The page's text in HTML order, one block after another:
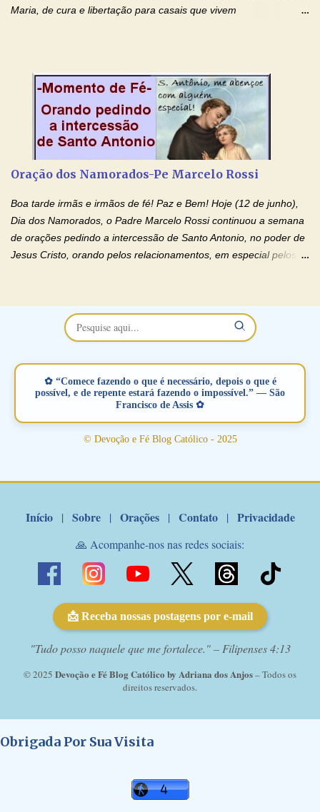
Maria, de cura e libertação para casais que vivem
no programa de rádio Momento de Fé, pela cura dos
relacionamentos. Seu relacionamento está doente? Você está
sofrendo? Então ouça o Momento de Fé e entre nesta corrente
de orações abençoadas, d eixe o Amor Ágape de Jesus curar e
restaurar você e seu relacionamento. Adriana-Devoção e Fé
Oração Pelos Casais Que Estão Separados Casais que estão
separados, devido ao envolvimento de outras pessoas no
relacionamento e que minaram, espiritualmente, a relação do
casal. Vamos orar (coloque o seu esposo ou esposa diante de
Deus). "Senhor Jesus, restaura os laços ...
Oração dos Namorados-Pe Marcelo Rossi
Boa tarde irmãs e irmãos de fé! Paz e Bem! Hoje (12 de junho),
Dia dos Namorados, o Padre Marcelo Rossi continuou a semana
de orações pedindo a intercessão de Santo Antonio, no poder de
Jesus Cristo, orando pelos relacionamentos, em especial pelos
maravilhosos cartões que coloquei aqui para vocês. Não perca
esta abençoada semana no Momento de Fé do Padre Marcelo,
vamos juntos formar esta forte corrente de orações. Você que
verdadeiro, ou que está com problemas no relacionamento
amoroso, creia na poderosa intercessão deste santo amigo:
Santo Antonio! Tenha fé, não desista, pois ele intercede por nós
junto a Jesus! Fique no Amor Ágape de Jesus e no Amor Materno
de Nossa Senhora. Adriana-Devoção e Fé Mensagem do Padre
✿ “Comece fazendo o que é necessário, depois o que é
possível, e de repente estará fazendo o impossível.” — São
Francisco de Assis ✿
© Devoção e Fé Blog Católico - 2025
Início | Sobre | Orações | Contato | Privacidade
🙏 Acompanhe-nos nas redes sociais:
📩 Receba nossas postagens por e-mail
"Tudo posso naquele que me fortalece." – Filipenses 4:13
© 2025 Devoção e Fé Blog Católico by Adriana dos Anjos– Todos os
direitos reservados.
Obrigada Por Sua Visita